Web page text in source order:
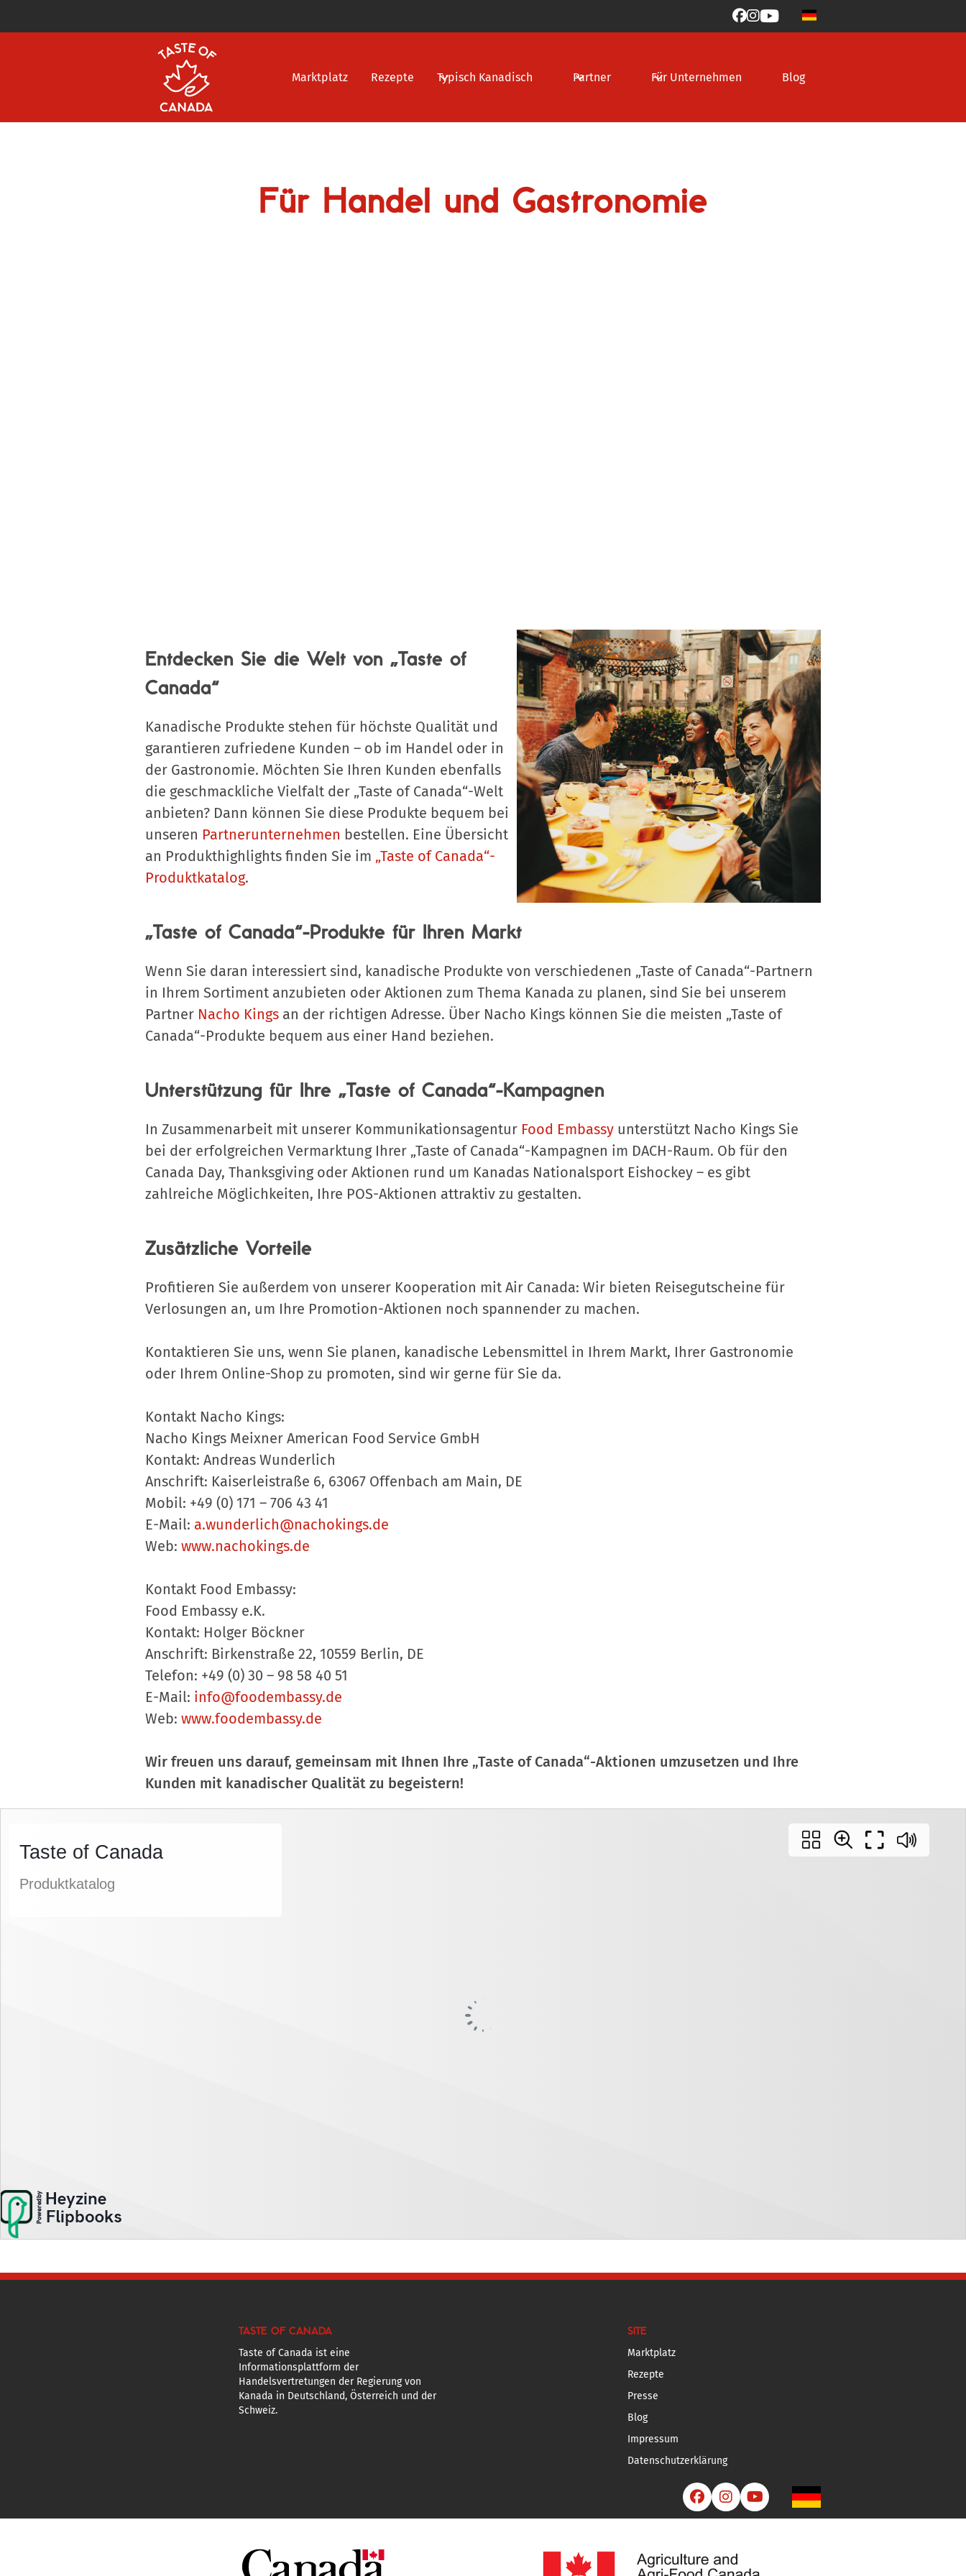

Marktplatz Rezepte Typisch Kanadisch Partner Für Unternehmen Blog
Für Handel und Gastronomie
Entdecken Sie die Welt von „Taste of
Canada“
Kanadische Produkte stehen für höchste Qualität und
garantieren zufriedene Kunden – ob im Handel oder in
der Gastronomie. Möchten Sie Ihren Kunden ebenfalls
die geschmackliche Vielfalt der „Taste of Canada“-Welt
anbieten? Dann können Sie diese Produkte bequem bei
unseren Partnerunternehmen bestellen. Eine Übersicht
an Produkthighlights finden Sie im „Taste of Canada“-
Produktkatalog.
„Taste of Canada“-Produkte für Ihren Markt
Wenn Sie daran interessiert sind, kanadische Produkte von verschiedenen „Taste of Canada“-Partnern
in Ihrem Sortiment anzubieten oder Aktionen zum Thema Kanada zu planen, sind Sie bei unserem
Partner Nacho Kings an der richtigen Adresse. Über Nacho Kings können Sie die meisten „Taste of
Canada“-Produkte bequem aus einer Hand beziehen.
Unterstützung für Ihre „Taste of Canada“-Kampagnen
In Zusammenarbeit mit unserer Kommunikationsagentur Food Embassy unterstützt Nacho Kings Sie
bei der erfolgreichen Vermarktung Ihrer „Taste of Canada“-Kampagnen im DACH-Raum. Ob für den
Canada Day, Thanksgiving oder Aktionen rund um Kanadas Nationalsport Eishockey – es gibt
zahlreiche Möglichkeiten, Ihre POS-Aktionen attraktiv zu gestalten.
Zusätzliche Vorteile
Profitieren Sie außerdem von unserer Kooperation mit Air Canada: Wir bieten Reisegutscheine für
Verlosungen an, um Ihre Promotion-Aktionen noch spannender zu machen.
Kontaktieren Sie uns, wenn Sie planen, kanadische Lebensmittel in Ihrem Markt, Ihrer Gastronomie
oder Ihrem Online-Shop zu promoten, sind wir gerne für Sie da.
Kontakt Nacho Kings:
Nacho Kings Meixner American Food Service GmbH
Kontakt: Andreas Wunderlich
Anschrift: Kaiserleistraße 6, 63067 Offenbach am Main, DE
Mobil: +49 (0) 171 – 706 43 41
E-Mail: a.wunderlich@nachokings.de
Web: www.nachokings.de
Kontakt Food Embassy:
Food Embassy e.K.
Kontakt: Holger Böckner
Anschrift: Birkenstraße 22, 10559 Berlin, DE
Telefon: +49 (0) 30 – 98 58 40 51
E-Mail: info@foodembassy.de
Web: www.foodembassy.de
Wir freuen uns darauf, gemeinsam mit Ihnen Ihre „Taste of Canada“-Aktionen umzusetzen und Ihre
Kunden mit kanadischer Qualität zu begeistern!
TASTE OF CANADA
Taste of Canada ist eine
Informationsplattform der
Handelsvertretungen der Regierung von
Kanada in Deutschland, Österreich und der
Schweiz.
SITE
Marktplatz
Rezepte
Presse
Blog
Impressum
Datenschutzerklärung
  